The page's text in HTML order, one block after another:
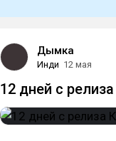
Дымка
Инди 12 мая
12 дней с